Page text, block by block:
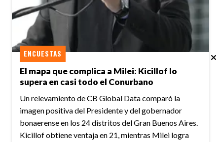
El mapa que complica a Milei: Kicillof lo
supera en casi todo el Conurbano
ENCUESTAS
Un relevamiento de CB Global Data comparó la
imagen positiva del Presidente y del gobernador
bonaerense en los 24 distritos del Gran Buenos Aires.
Kicillof obtiene ventaja en 21, mientras Milei logra